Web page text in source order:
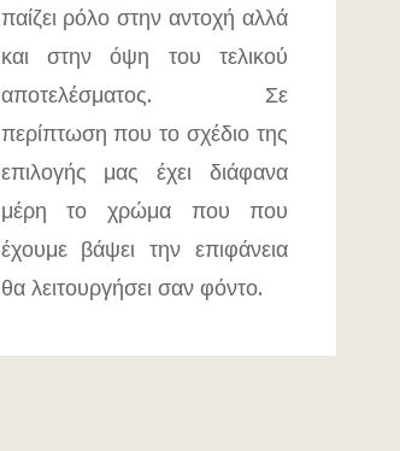
παίζει ρόλο στην αντοχή αλλά
και στην όψη του τελικού
αποτελέσματος. Σε
περίπτωση που το σχέδιο της
επιλογής μας έχει διάφανα
μέρη το χρώμα που που
έχουμε βάψει την επιφάνεια
θα λειτουργήσει σαν φόντο.